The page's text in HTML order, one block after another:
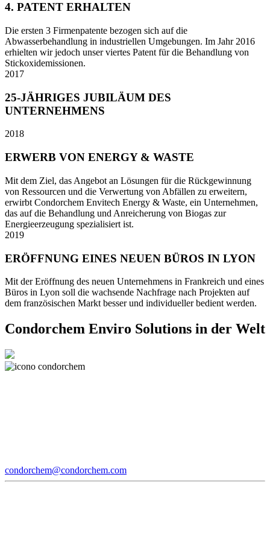
4. PATENT ERHALTEN
Die ersten 3 Firmenpatente bezogen sich auf die
Abwasserbehandlung in industriellen Umgebungen. Im Jahr 2016
erhielten wir jedoch unser viertes Patent für die Behandlung von
Stickoxidemissionen.
2017
25-JÄHRIGES JUBILÄUM DES
UNTERNEHMENS
2018
ERWERB VON ENERGY & WASTE
Mit dem Ziel, das Angebot an Lösungen für die Rückgewinnung
von Ressourcen und die Verwertung von Abfällen zu erweitern,
erwirbt Condorchem Envitech Energy & Waste, ein Unternehmen,
das auf die Behandlung und Anreicherung von Biogas zur
Energieerzeugung spezialisiert ist.
2019
ERÖFFNUNG EINES NEUEN BÜROS IN LYON
Mit der Eröffnung des neuen Unternehmens in Frankreich und eines
Büros in Lyon soll die wachsende Nachfrage nach Projekten auf
dem französischen Markt besser und individueller bedient werden.
Condorchem Enviro Solutions in der Welt
condorchem@condorchem.com